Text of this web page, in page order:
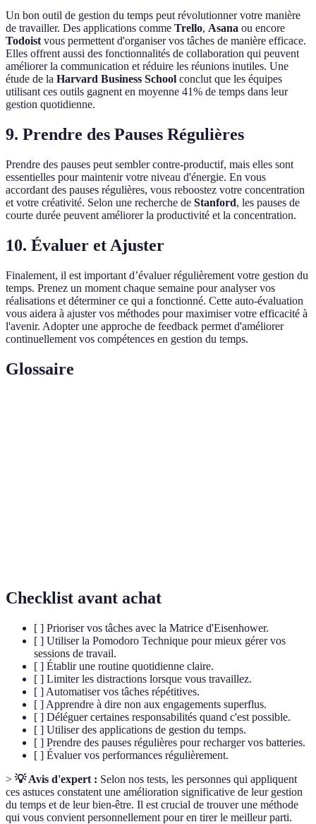
Un bon outil de gestion du temps peut révolutionner votre manière
de travailler. Des applications comme Trello, Asana ou encore
Todoist vous permettent d'organiser vos tâches de manière efficace.
Elles offrent aussi des fonctionnalités de collaboration qui peuvent
améliorer la communication et réduire les réunions inutiles. Une
étude de la Harvard Business School conclut que les équipes
utilisant ces outils gagnent en moyenne 41% de temps dans leur
gestion quotidienne.
9. Prendre des Pauses Régulières
Prendre des pauses peut sembler contre-productif, mais elles sont
essentielles pour maintenir votre niveau d'énergie. En vous
accordant des pauses régulières, vous reboostez votre concentration
et votre créativité. Selon une recherche de Stanford, les pauses de
courte durée peuvent améliorer la productivité et la concentration.
10. Évaluer et Ajuster
Finalement, il est important d’évaluer régulièrement votre gestion du
temps. Prenez un moment chaque semaine pour analyser vos
réalisations et déterminer ce qui a fonctionné. Cette auto-évaluation
vous aidera à ajuster vos méthodes pour maximiser votre efficacité à
l'avenir. Adopter une approche de feedback permet d'améliorer
continuellement vos compétences en gestion du temps.
Glossaire
Checklist avant achat
[ ] Prioriser vos tâches avec la Matrice d'Eisenhower.
[ ] Utiliser la Pomodoro Technique pour mieux gérer vos
sessions de travail.
[ ] Établir une routine quotidienne claire.
[ ] Limiter les distractions lorsque vous travaillez.
[ ] Automatiser vos tâches répétitives.
[ ] Apprendre à dire non aux engagements superflus.
[ ] Déléguer certaines responsabilités quand c'est possible.
[ ] Utiliser des applications de gestion du temps.
[ ] Prendre des pauses régulières pour recharger vos batteries.
[ ] Évaluer vos performances régulièrement.
> 💡 Avis d'expert : Selon nos tests, les personnes qui appliquent
ces astuces constatent une amélioration significative de leur gestion
du temps et de leur bien-être. Il est crucial de trouver une méthode
qui vous convient personnellement pour en tirer le meilleur parti.